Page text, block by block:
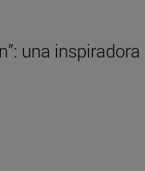
una inspiradora